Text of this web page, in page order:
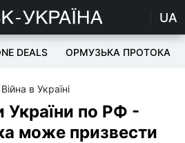
UA
DEALS ОРМУЗЬКА ПРОТОКА
Війна в Україні
України по РФ -
може призвести